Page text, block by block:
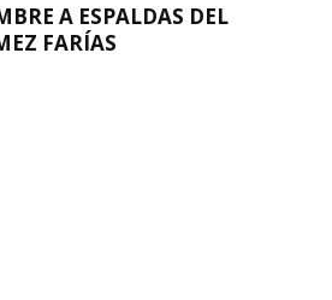
A ESPALDAS DEL
FARÍAS